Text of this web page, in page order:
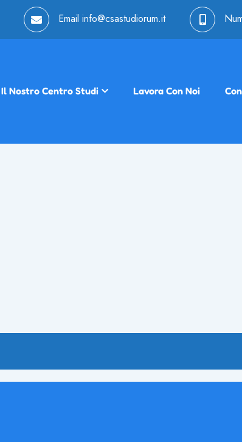
Email info@csastudiorum.it
Il Nostro Centro Studi Lavora Con Noi